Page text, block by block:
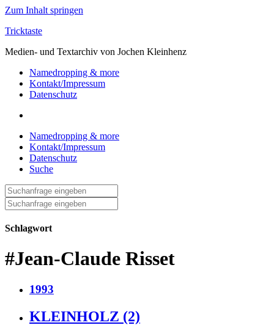
Zum Inhalt springen
Tricktaste
Medien- und Textarchiv von Jochen Kleinhenz
Namedropping & more
Kontakt/Impressum
Datenschutz
Namedropping & more
Kontakt/Impressum
Datenschutz
Suche
Suche
nach:
Suche
nach:
Schlagwort
#Jean-Claude Risset
1993
KLEINHOLZ (2)